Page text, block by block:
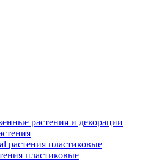
растения и декорации
растения пластиковые
пластиковые